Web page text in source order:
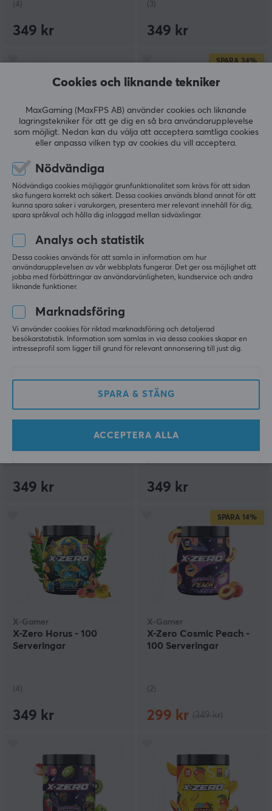
(4)
349 kr
(3)
349 kr
X-Gamer
X-Zero Tutti Frutti - 100
Serveringar
(6)
349 kr
SPARA 34%
+ Shaker (10
Serveringar)
99 kr (149 kr)
X-Zero Forest Blueberry
- 100 Serveringar
349 kr
X-Gamer
Liquorice - 100
Serveringar
349 kr
X-Gamer
X-Zero Horus - 100
Serveringar
(4)
349 kr
SPARA 14%
X-Gamer
X-Zero Cosmic Peach -
100 Serveringar
(2)
299 kr
Cookies och liknande tekniker
MaxGaming (MaxFPS AB) använder cookies och liknande
lagringstekniker för att ge dig en så bra användarupplevelse
som möjligt. Nedan kan du välja att acceptera samtliga cookies
eller anpassa vilken typ av cookies du vill acceptera.
Nödvändiga
Nödvändiga cookies möjliggör grunfunktionalitet som krävs för att sidan
ska fungera korrekt och säkert. Dessa cookies används bland annat för att
kunna spara saker i varukorgen, presentera mer relevant innehåll för dig,
spara språkval och hålla dig inloggad mellan sidväxlingar.
Analys och statistik
Dessa cookies används för att samla in information om hur
användarupplevelsen av vår webbplats fungerar. Det ger oss möjlighet att
jobba med förbättringar av användarvänligheten, kundservice och andra
liknande funktioner.
Marknadsföring
Vi använder cookies för riktad marknadsföring och detaljerad
besökarstatistik. Information som samlas in via dessa cookies skapar en
intresseprofil som ligger till grund för relevant annonsering till just dig.
SPARA & STÄNG
ACCEPTERA ALLA